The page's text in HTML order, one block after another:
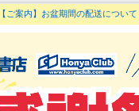
【ご案内】お盆期間の配送について